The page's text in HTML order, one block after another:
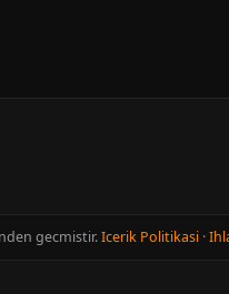
gecmistir.Icerik Politikasi ·